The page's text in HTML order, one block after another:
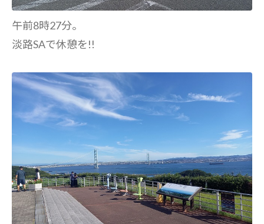
午前8時27分。
淡路SAで休憩を!!